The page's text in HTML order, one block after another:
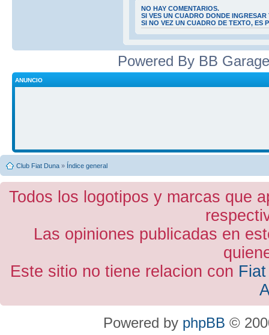
NO HAY COMENTARIOS.
SI VES UN CUADRO DONDE
SI NO VEZ UN CUADRO DE TEXTO, ES
Powered By BB
ANUNCIO
Club Fiat Duna » Índice general
Todos los logotipos y marcas que
Las opiniones publicadas en
Este sitio no tiene relacion con
Powered by phpBB ©